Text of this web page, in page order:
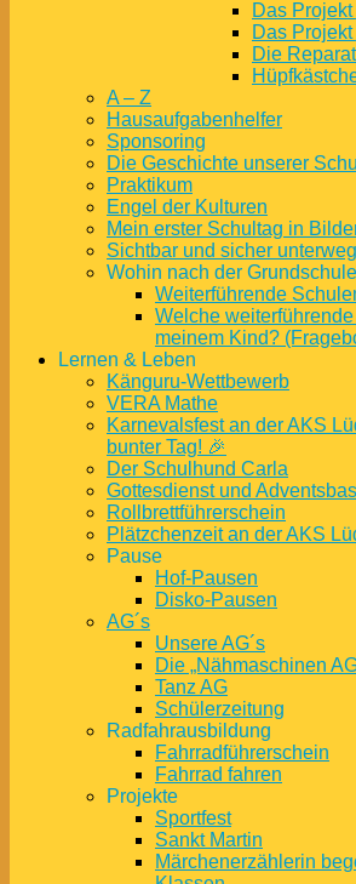
Das Projekt
Das Projekt
Die
A – Z
Hausaufgabenhelfer
Sponsoring
Die Geschichte unserer
Praktikum
Engel der Kulturen
Mein erster Schultag in
Sichtbar und sicher
Wohin nach der Grundschule
Weiterführende
Welche
meinem Kind?
Lernen & Leben
Känguru-Wettbewerb
VERA Mathe
Karnevalsfest an der AKS
bunter Tag! 🎉
Der Schulhund Carla
Gottesdienst und
Rollbrettführerschein
Plätzchenzeit an der AKS
Pause
Hof-Pausen
Disko-Pausen
AG´s
Unsere AG´s
Die „Nähmaschinen
Tanz AG
Schülerzeitung
Radfahrausbildung
Fahrradführerschein
Fahrrad fahren
Projekte
Sportfest
Sankt Martin
Märchenerzählerin